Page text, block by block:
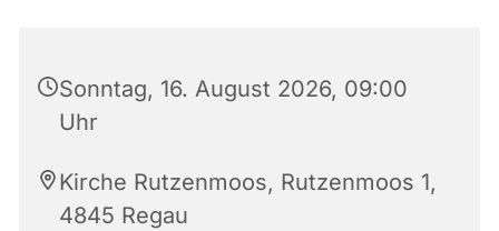
Sonntag, 16. August 2026, 09:00
Uhr
Kirche Rutzenmoos, Rutzenmoos 1,
4845 Regau